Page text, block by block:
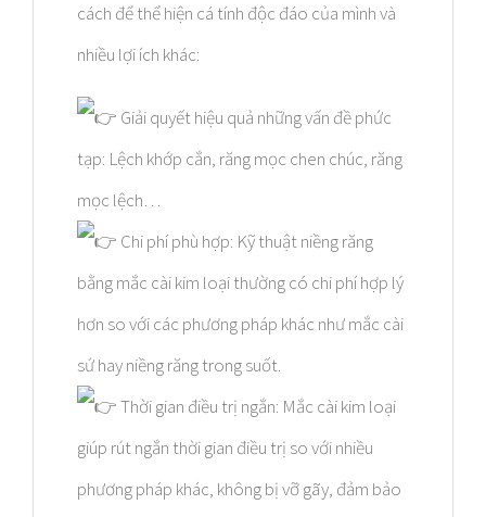
cách để thể hiện cá tính độc đáo của mình và
nhiều lợi ích khác:
Giải quyết hiệu quả những vấn đề phức
tạp: Lệch khớp cắn, răng mọc chen chúc, răng
mọc lệch…
Chi phí phù hợp: Kỹ thuật niềng răng
bằng mắc cài kim loại thường có chi phí hợp lý
hơn so với các phương pháp khác như mắc cài
sứ hay niềng răng trong suốt.
Thời gian điều trị ngắn: Mắc cài kim loại
giúp rút ngắn thời gian điều trị so với nhiều
phương pháp khác, không bị vỡ gãy, đảm bảo